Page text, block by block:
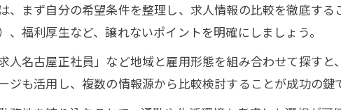
、まず自分の希望条件を整理し、求人情報の比較を徹底す
福利厚生など、譲れないポイントを明確にしましょう。
人名古屋正社員」など地域と雇用形態を組み合わせて探す
も活用し、複数の情報源から比較検討することが成功の鍵